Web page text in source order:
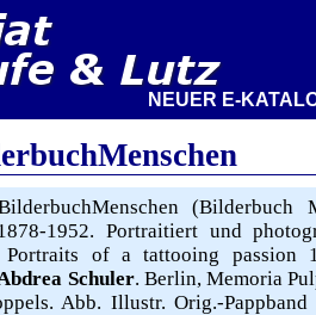
NEUER E-
(Bilderbuch
1952. Portraitiert und
of a tattooing passion
Schuler. Berlin, Memoria
Abb. Illustr. Orig.-